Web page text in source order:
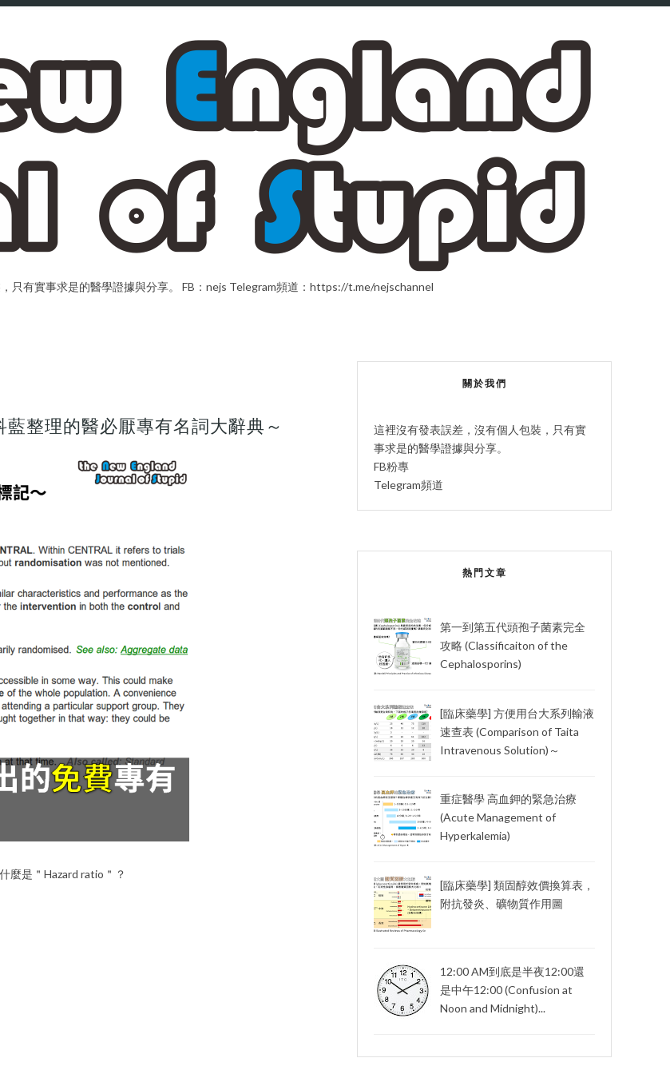
只有實事求是的醫學證據與分享。 FB：nejs Telegram頻道：https://t.me/nejschannel
整理的醫必厭專有名詞大辭典～
麼是＂Hazard ratio＂？
關於我們
這裡沒有發表誤差，沒有個人包裝，只有實
事求是的醫學證據與分享。
FB粉專
Telegram頻道
熱門文章
第一到第五代頭孢子菌素完全
攻略 (Classificaiton of the
Cephalosporins)
[臨床藥學] 方便用台大系列輸液
速查表 (Comparison of Taita
Intravenous Solution)～
重症醫學 高血鉀的緊急治療
(Acute Management of
Hyperkalemia)
[臨床藥學] 類固醇效價換算表，
附抗發炎、礦物質作用圖
12:00 AM到底是半夜12:00還
是中午12:00 (Confusion at
Noon and Midnight)...